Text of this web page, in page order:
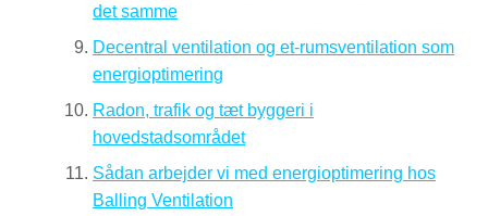
det samme
Decentral ventilation og et-rumsventilation som
energioptimering
Radon, trafik og tæt byggeri i
hovedstadsområdet
Sådan arbejder vi med energioptimering hos
Balling Ventilation